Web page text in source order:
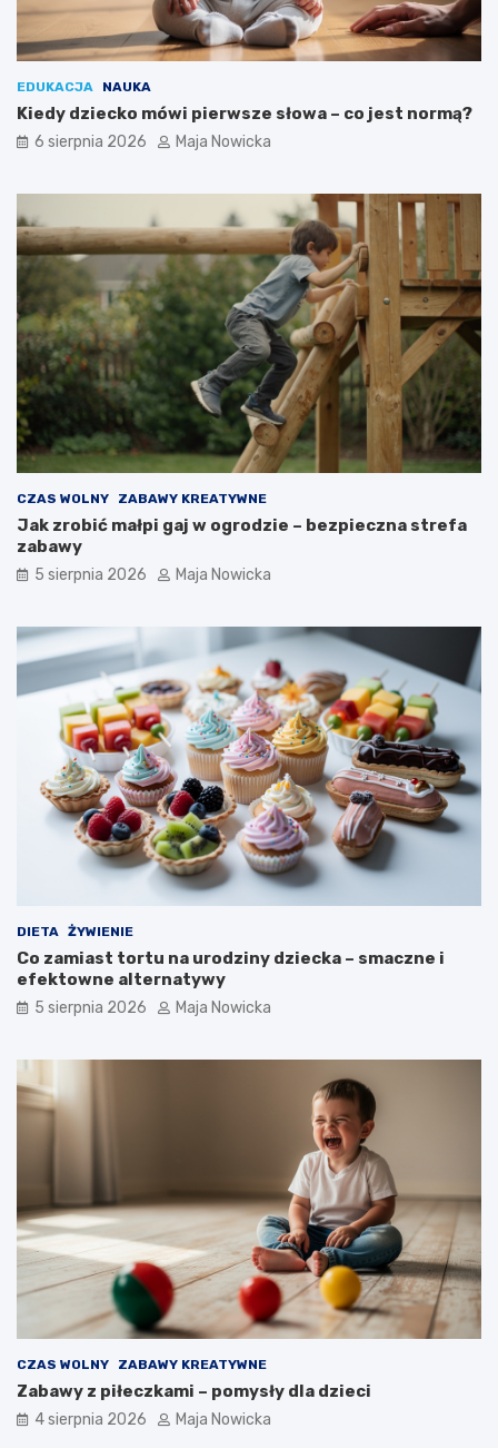
EDUKACJA NAUKA
Kiedy dziecko mówi pierwsze słowa – co jest normą?
6 sierpnia 2026 Maja Nowicka
CZAS WOLNY ZABAWY KREATYWNE
Jak zrobić małpi gaj w ogrodzie – bezpieczna strefa
zabawy
5 sierpnia 2026 Maja Nowicka
DIETA ŻYWIENIE
Co zamiast tortu na urodziny dziecka – smaczne i
efektowne alternatywy
5 sierpnia 2026 Maja Nowicka
CZAS WOLNY ZABAWY KREATYWNE
Zabawy z piłeczkami – pomysły dla dzieci
4 sierpnia 2026 Maja Nowicka